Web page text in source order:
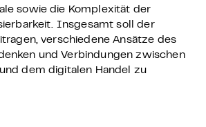
sowie die Komplexität der
Insgesamt soll der
verschiedene Ansätze des
und Verbindungen zwischen
dem digitalen Handel zu